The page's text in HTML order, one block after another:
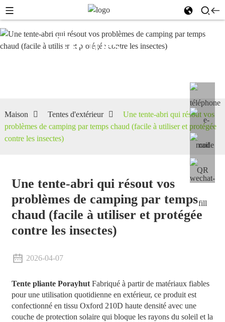
Tentes
Maison Tentes d'extérieur
Une tente-abri qui résout vos
problèmes de camping par temps chaud (facile à utiliser et protégée
contre les insectes)
Une tente-abri qui résout vos
problèmes de camping par temps
chaud (facile à utiliser et protégée
contre les insectes)
2026-04-07
Tente pliante PorayhutFabriqué à partir de matériaux fiables
pour une utilisation quotidienne en extérieur, ce produit est
confectionné en tissu Oxford 210D haute densité avec une
couche de protection solaire qui bloque les rayons du soleil et la